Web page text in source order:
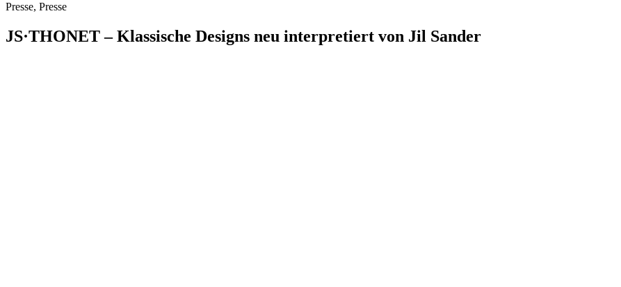
Presse, Presse
JS·THONET – Klassische Designs neu interpretiert von Jil Sander